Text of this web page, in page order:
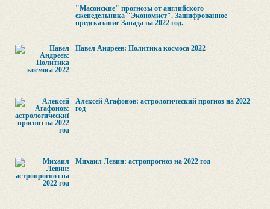
"Масонские" прогнозы от английского
еженедельника "Экономист". Зашифрованное
предсказание Запада на 2022 год.
Павел Андреев: Политика космоса 2022
Алексей Агафонов: астрологический прогноз на 2022
год
Михаил Левин: астропрогноз на 2022 год